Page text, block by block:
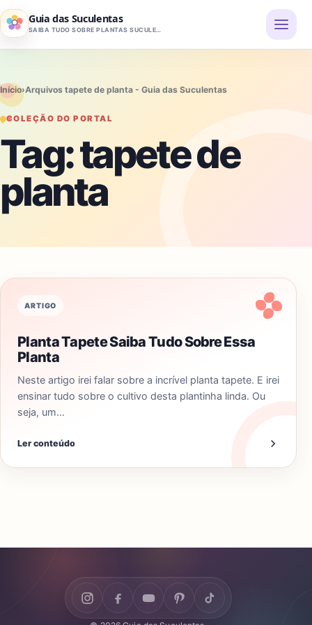
Pular para o conteúdo
Guia das Suculentas
SAIBA TUDO SOBRE PLANTAS SUCULENTAS
Início›Arquivos tapete de planta - Guia das Suculentas
COLEÇÃO DO PORTAL
Tag:tapete de
planta
ARTIGO
Planta Tapete Saiba Tudo Sobre Essa
Planta
Neste artigo irei falar sobre a incrível planta tapete. E irei
ensinar tudo sobre o cultivo desta plantinha linda. Ou
seja, um…
Ler conteúdo